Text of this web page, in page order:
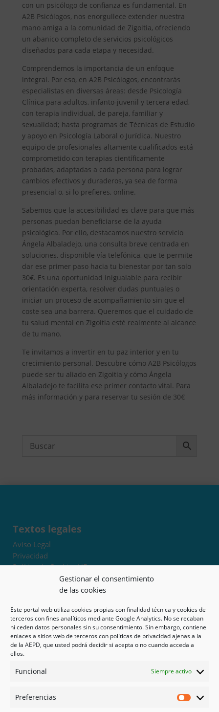
Gestionar el consentimiento
de las cookies
Este portal web utiliza cookies propias con finalidad técnica y cookies de
terceros con fines analíticos mediante Google Analytics. No se recaban
ni ceden datos personales sin su consentimiento. Sin embargo, contiene
enlaces a sitios web de terceros con políticas de privacidad ajenas a la
de la AEPD, que usted podrá decidir si acepta o no cuando acceda a
ellos.
Funcional Siempre activo
Preferencias
con un psicólogo de confianza es fundamental. En
A2B Psicólogos, nos enorgullece extender nuestra
mano amiga a la comunidad de Zigoitia, ofreciendo
un abanico completo de servicios psicológicos
diseñados para cada etapa y necesidad.
Comprendemos la importancia de un enfoque
integral. Por eso, en A2B Psicólogos, encontrarás
especialistas en diversas áreas: desde Psicología
Clínica para adultos, infanto-juvenil y tercera edad,
con terapia individual, de pareja, familiar y
sexualidad; hasta programas de Técnicas de Estudio
y apoyo en Psicología Laboral o Jurídica. Nuestro
equipo de profesionales altamente cualificados está
comprometido con terapias científicamente
probadas, adaptadas a cada persona para lograr
cambios efectivos y duraderos, ya sea de forma
presencial o, si lo prefieres, online.
Sabemos que la accesibilidad es clave para que más
personas puedan beneficiarse de la ayuda
psicológica. Por ello, destacamos nuestro servicio
Ángela Albaladejo, una consulta breve centrada en
soluciones, disponible vía telefónica, que te permite
dar ese primer paso hacia tu bienestar por tan solo
30€. Es una oportunidad inigualable para recibir
orientación experta, resolver dudas puntuales o
iniciar un proceso de acompañamiento sin que el
coste sea una barrera. Queremos que el cuidado de
tu salud mental en Zigoitia esté realmente al alcance
de tu mano.
Te invitamos a invertir en tu paz interior y en tu
crecimiento personal. Descubre cómo A2B Psicólogos
puede ser tu aliado en Zigoitia y cómo Ángela
Albaladejo te facilita ese primer contacto vital. Para
más información y para reservar tu sesión de 30€
Textos legales
Aviso Legal
Privacidad
Política de Cookies UE
Términos y condiciones
Exoneración de responsabilidad
Mapa del sitio
Mi cuenta
Tienda
Psicología en Murcia
Guías
Redes sociales